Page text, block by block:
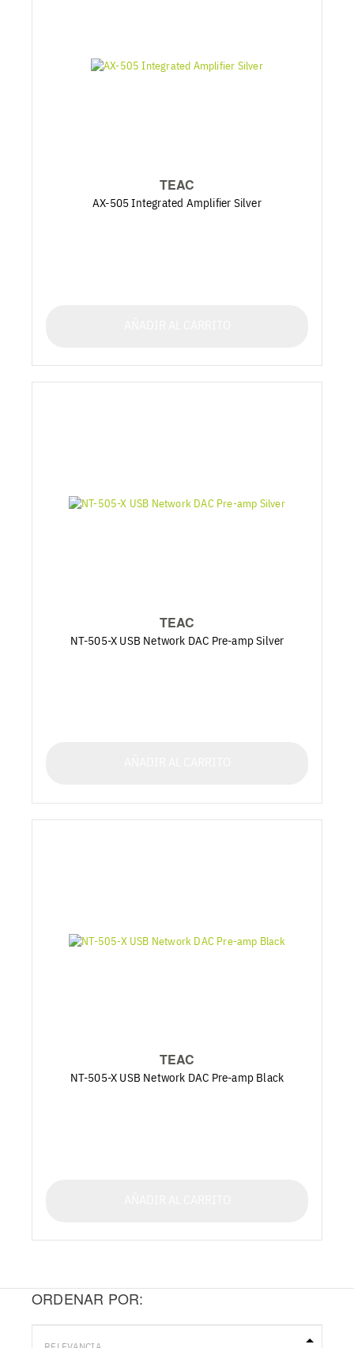
TEAC
AX-505 Integrated Amplifier Silver
TEAC
NT-505-X USB Network DAC Pre-amp Silver
TEAC
NT-505-X USB Network DAC Pre-amp Black
ORDENAR POR: